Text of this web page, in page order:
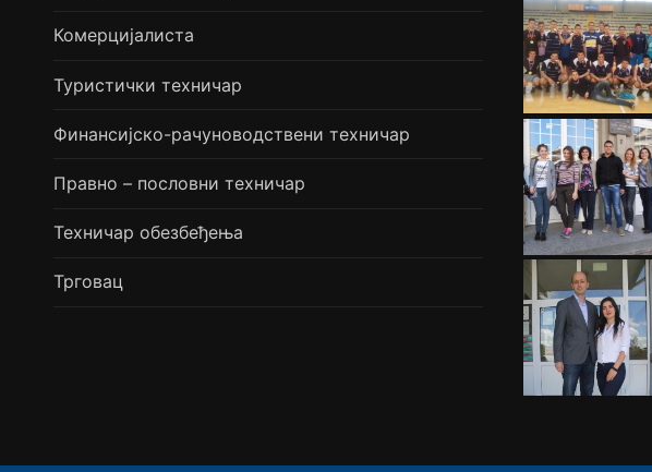
Комерцијалиста
Туристички техничар
Финансијско-рачуноводствени техничар
Правно – пословни техничар
Техничар обезбеђења
Трговац